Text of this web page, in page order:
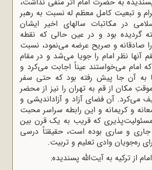
و تبعیت کامل معظم‌ له نسبت به رهبر
در مکاتبات سالهای اخیر ایشان
گردیده بود و در عین حالی که نقطه
صادقانه و صریح عرضه می‌نمود، نسبت
نظر امام را جویا می‌شد و در مقام
امام می‌خواستند عیناً اجابت می‌کرد و
به آن جا پیش رفته بود که حتی سفر
مکان از قم به تهران را نیز از محضر
می‌کرد. آن فضای آزاد و آزاداندیشی و
و کریمانه و این رابطه سراسر محبت
که قریب به یک قرن بین
جاری و ساری بوده است، حقیقتاً درسی
ره‌جویان وادی تعلیم و تربیت.
از ترکیه به آیت‌الله پسندیده: